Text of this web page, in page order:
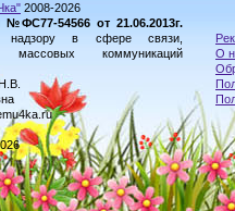
2008-2026
№ФС77-54566 от 21.06.2013г.
надзору в сфере связи,
коммуникаций
О